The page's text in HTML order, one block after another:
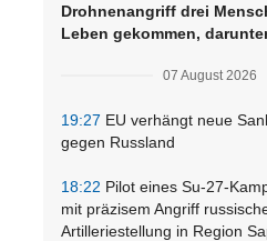
Drohnenangriff drei
Leben gekommen,
07 August 2026
19:27 EU verhängt neue
gegen Russland
18:22 Pilot eines Su-27-
mit präzisem Angriff
Artilleriestellung in Region